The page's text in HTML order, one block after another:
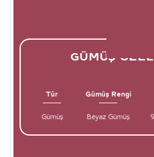
GÜMÜŞ
Tür Gümüş Rengi
Gümüş Beyaz Gümüş